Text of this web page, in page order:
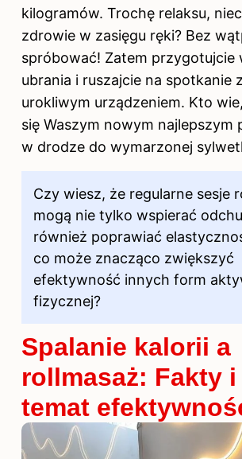
kilogramów. Trochę relaksu,
zdrowie w zasięgu ręki? Bez
spróbować! Zatem przygotujcie
ubrania i ruszajcie na spotkanie
urokliwym urządzeniem. Kto
się Waszym nowym najlepszym
w drodze do wymarzonej
Czy wiesz, że regularne sesje
mogą nie tylko wspierać
również poprawiać
co może znacząco zwiększyć
efektywność innych form
fizycznej?
Spalanie kalorii a
rollmasaż: Fakty
temat